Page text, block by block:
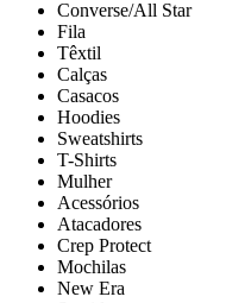
Converse/All Star
Fila
Têxtil
Calças
Casacos
Hoodies
Sweatshirts
T-Shirts
Mulher
Acessórios
Atacadores
Crep Protect
Mochilas
New Era